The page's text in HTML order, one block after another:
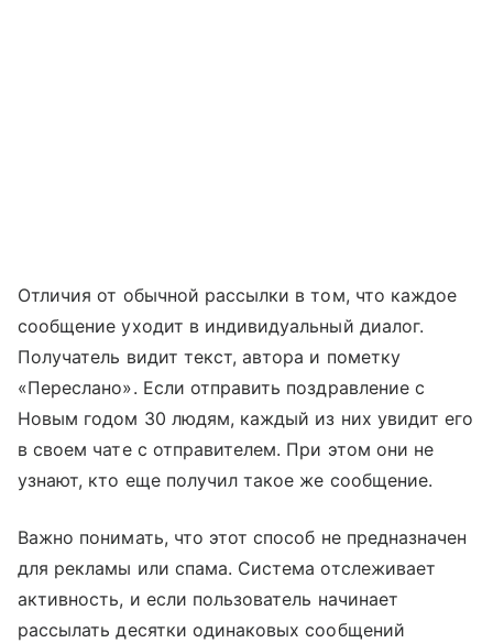
Отличия от обычной рассылки в том, что каждое
сообщение уходит в индивидуальный диалог.
Получатель видит текст, автора и пометку
«Переслано». Если отправить поздравление с
Новым годом 30 людям, каждый из них увидит его
в своем чате с отправителем. При этом они не
узнают, кто еще получил такое же сообщение.
Важно понимать, что этот способ не предназначен
для рекламы или спама. Система отслеживает
активность, и если пользователь начинает
рассылать десятки одинаковых сообщений